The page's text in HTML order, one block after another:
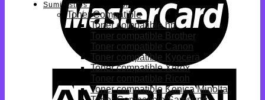
Suministros Compatibles
Toner Compatible
Toner compatible hp
Toner compatible Brother
Toner compatible Canon
Toner compatible Kyocera
Toner compatible Xerox
Toner compatible Ricoh
Toner compatible Konica Minolta